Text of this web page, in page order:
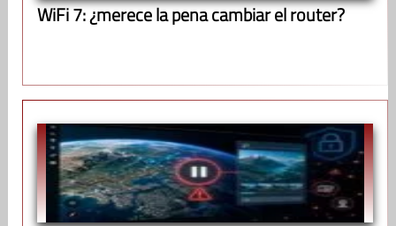
WiFi 7: ¿merece la pena cambiar el router?